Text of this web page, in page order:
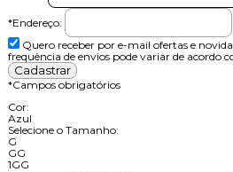
*Endereço:
Quero receber por e-mail ofertas e
frequência de envios pode variar de acordo
*Campos obrigatórios
Cor:
Azul
Selecione o Tamanho:
G
GG
1GG